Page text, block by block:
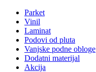
Parket
Vinil
Laminat
Podovi od pluta
Vanjske podne obloge
Dodatni materijal
Akcija